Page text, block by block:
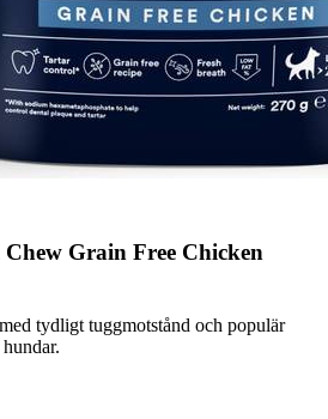
Grain Free Chicken
tydligt tuggmotstånd och populär